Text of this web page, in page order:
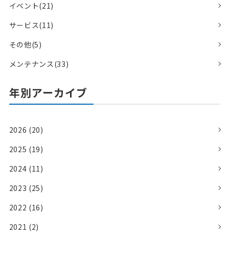
イベント(21)
サービス(11)
その他(5)
メンテナンス(33)
年別アーカイブ
2026 (20)
2025 (19)
2024 (11)
2023 (25)
2022 (16)
2021 (2)